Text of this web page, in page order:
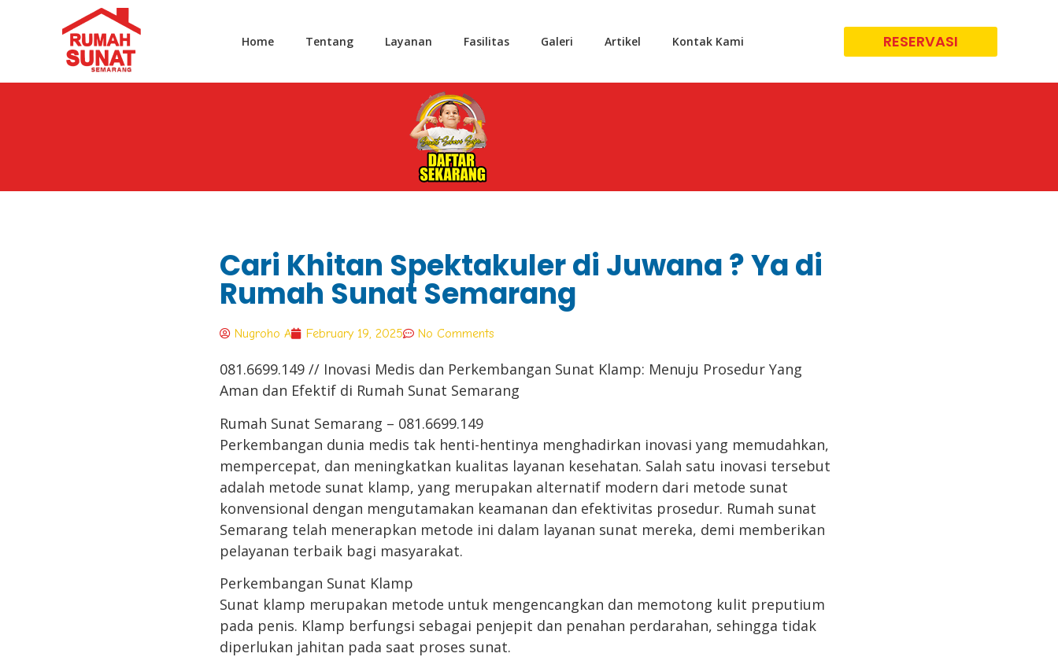
Home Tentang Layanan Fasilitas Galeri Artikel Kontak Kami RESERVASI
Cari Khitan Spektakuler di Juwana ? Ya di
Rumah Sunat Semarang
Nugroho A February 19, 2025 No Comments
081.6699.149 // Inovasi Medis dan Perkembangan Sunat Klamp: Menuju Prosedur Yang
Aman dan Efektif di Rumah Sunat Semarang
Rumah Sunat Semarang – 081.6699.149
Perkembangan dunia medis tak henti-hentinya menghadirkan inovasi yang memudahkan,
mempercepat, dan meningkatkan kualitas layanan kesehatan. Salah satu inovasi tersebut
adalah metode sunat klamp, yang merupakan alternatif modern dari metode sunat
konvensional dengan mengutamakan keamanan dan efektivitas prosedur. Rumah sunat
Semarang telah menerapkan metode ini dalam layanan sunat mereka, demi memberikan
pelayanan terbaik bagi masyarakat.
Perkembangan Sunat Klamp
Sunat klamp merupakan metode untuk mengencangkan dan memotong kulit preputium
pada penis. Klamp berfungsi sebagai penjepit dan penahan perdarahan, sehingga tidak
diperlukan jahitan pada saat proses sunat.